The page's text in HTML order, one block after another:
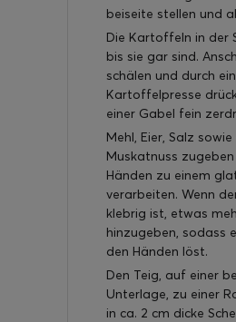
beiseite stellen und
Die Kartoffeln in der
bis sie gar sind.
schälen und durch
Kartoffelpresse
einer Gabel fein
Mehl, Eier, Salz
Muskatnuss
Händen zu einem
verarbeiten. Wenn
klebrig ist, etwas
hinzugeben, sodass
den Händen löst.
Den Teig, auf einer
Unterlage, zu einer
in ca. 2 cm dicke